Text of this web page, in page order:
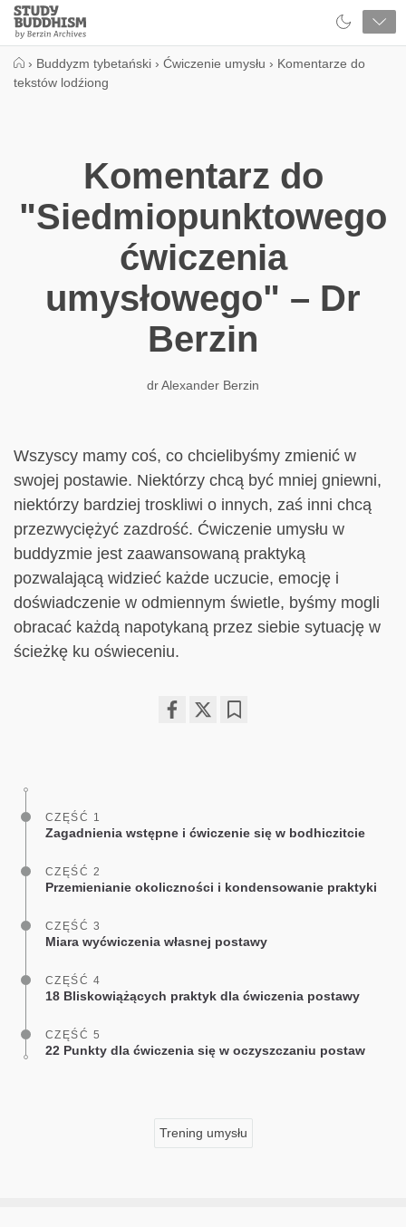
Close
Study
Buddhism
› Buddyzm tybetański › Ćwiczenie umysłu › Komentarze do
tekstów lodźiong
Komentarz do
"Siedmiopunktowego
ćwiczenia
umysłowego" – Dr
Berzin
dr Alexander Berzin
Wszyscy mamy coś, co chcielibyśmy zmienić w
swojej postawie. Niektórzy chcą być mniej gniewni,
niektórzy bardziej troskliwi o innych, zaś inni chcą
przezwyciężyć zazdrość. Ćwiczenie umysłu w
buddyzmie jest zaawansowaną praktyką
pozwalającą widzieć każde uczucie, emocję i
doświadczenie w odmiennym świetle, byśmy mogli
obracać każdą napotykaną przez siebie sytuację w
ścieżkę ku oświeceniu.
CZĘŚĆ 1
Zagadnienia wstępne i ćwiczenie się w bodhiczitcie
CZĘŚĆ 2
Przemienianie okoliczności i kondensowanie praktyki
CZĘŚĆ 3
Miara wyćwiczenia własnej postawy
CZĘŚĆ 4
18 Bliskowiążących praktyk dla ćwiczenia postawy
CZĘŚĆ 5
22 Punkty dla ćwiczenia się w oczyszczaniu postaw
Trening umysłu